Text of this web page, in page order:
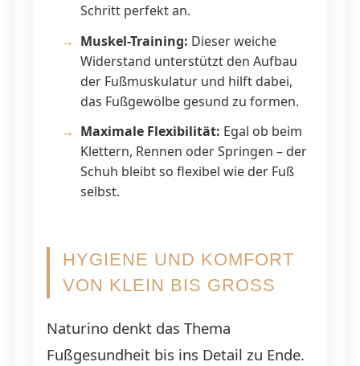
Schritt perfekt an.
Muskel-Training: Dieser weiche
Widerstand unterstützt den Aufbau
der Fußmuskulatur und hilft dabei,
das Fußgewölbe gesund zu formen.
Maximale Flexibilität: Egal ob beim
Klettern, Rennen oder Springen – der
Schuh bleibt so flexibel wie der Fuß
selbst.
HYGIENE UND KOMFORT
VON KLEIN BIS GROSS
Naturino denkt das Thema
Fußgesundheit bis ins Detail zu Ende.